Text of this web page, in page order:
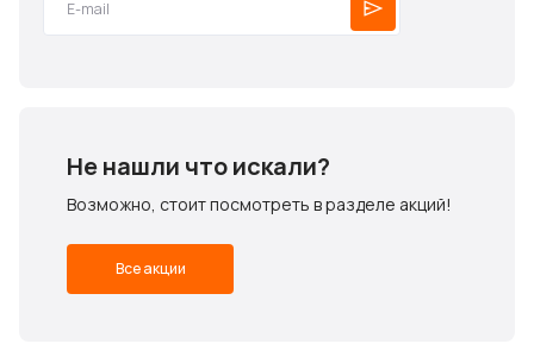
Не нашли что искали?
Возможно, стоит посмотреть в разделе акций!
Все акции